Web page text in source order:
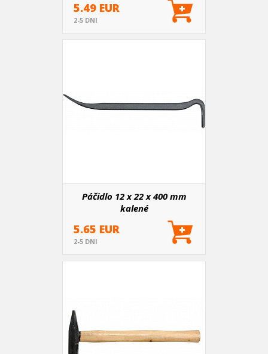
5.49 EUR
2-5 DNI
Páčidlo 12 x 22 x 400 mm
kalené
5.65 EUR
2-5 DNI